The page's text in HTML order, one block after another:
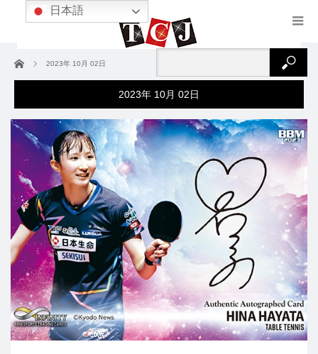
ホーム 2023年 10月 02日
2023年 10月 02日
日本語